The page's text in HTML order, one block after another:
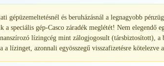
gépüzemeltetésnél és beruházásnál a legnagyobb
a speciális gép-Casco záradék meglétét! Nem
lízingcég mint zálogjogosult (társbiztosított),
a lízinget, azonnali egyösszegű visszafizetésre kötelezve a